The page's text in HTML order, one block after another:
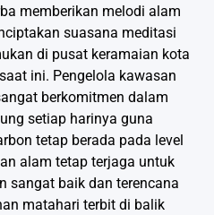
memberikan melodi alam
suasana meditasi
di pusat keramaian kota
ini. Pengelola kawasan
berkomitmen dalam
setiap harinya guna
tetap berada pada level
alam tetap terjaga untuk
sangat baik dan terencana
matahari terbit di balik